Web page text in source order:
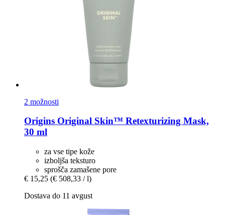
2 možnosti
Origins Original Skin™ Retexturizing Mask,
30 ml
za vse tipe kože
izboljša teksturo
sprošča zamašene pore
€ 15,25 (€ 508,33 / l)
Dostava do 11 avgust